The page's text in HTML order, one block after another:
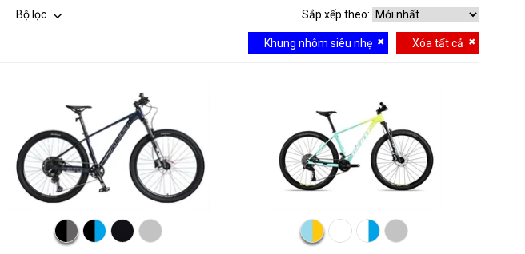
Bộ lọc Sắp xếp theo:
Khung nhôm siêu nhẹ Xóa tất cả